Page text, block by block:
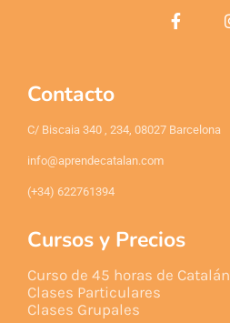
Contacto
C/ Biscaia 340 , 234, 08027 Barcelona
info@aprendecatalan.com
(+34) 622761394
Cursos y Precios
Curso de 45 horas de Catalán
Clases Particulares
Clases Grupales